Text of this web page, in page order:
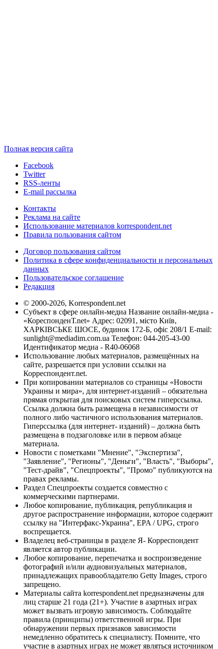
Полная версия сайта
Facebook
Twitter
RSS-ленты
E-mail рассылка
Контакты
Реклама на сайте
Использование материалов korrespondent.net
Правила пользования сайтом
Договор пользования сайтом
Политика в сфере конфиденциальности и персональных
данных
Пользовательское соглашение
Редакция
© 2000-2026, Korrespondent.net
Субъект в сфере онлайн-медиа Название онлайн-медиа -
«КореспонденТ.net» Адрес: 02091, місто Київ,
ХАРКІВСЬКЕ ШОСЕ, будинок 172-Б, офіс 208/1 E-mail:
sunlight@mediadim.com.ua Телефон: 044-205-43-00
Идентификатор медиа - R40-06068
Использование любых материалов, размещённых на
сайте, разрешается при условии ссылки на
Корреспондент.net.
При копировании материалов со страницы «Новости
Украины и мира», для интернет-изданий – обязательна
прямая открытая для поисковых систем гиперссылка.
Ссылка должна быть размещена в независимости от
полного либо частичного использования материалов.
Гиперссылка (для интернет- изданий) – должна быть
размещена в подзаголовке или в первом абзаце
материала.
Новости с пометками "Мнение", "Экспертиза",
"Заявление", "Регионы", "Деньги", "Власть", "Выборы",
"Тест-драйв", "Спецпроекты", "Промо" публикуются на
правах рекламы.
Раздел Спецпроекты создается совместно с
коммерческими партнерами.
Любое копирование, публикация, републикация и
другое распространение информации, которое содержит
ссылку на "Интерфакс-Украина", EPA / UPG, строго
воспрещается.
Владелец веб-страницы в разделе Я- Корреспондент
является автор публикации.
Любое копирование, перепечатка и воспроизведение
фотографий и/или аудиовизуальных материалов,
принадлежащих правообладателю Getty Images, строго
запрещено.
Материалы сайта korrespondent.net предназначены для
лиц старше 21 года (21+). Участие в азартных играх
может вызвать игровую зависимость. Соблюдайте
правила (принципы) ответственной игры. При
обнаружении первых признаков зависимости
немедленно обратитесь к специалисту. Помните, что
участие в азартных играх не может являться источником